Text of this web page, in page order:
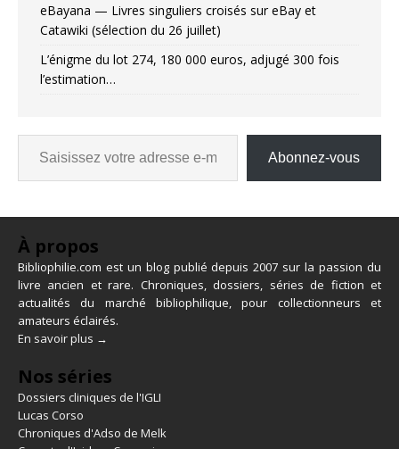
eBayana — Livres singuliers croisés sur eBay et
Catawiki (sélection du 26 juillet)
L’énigme du lot 274, 180 000 euros, adjugé 300 fois
l’estimation…
Abonnez-vous
À propos
Bibliophilie.com est un blog publié depuis 2007 sur la passion du
livre ancien et rare. Chroniques, dossiers, séries de fiction et
actualités du marché bibliophilique, pour collectionneurs et
amateurs éclairés.
En savoir plus →
Nos séries
Dossiers cliniques de l'IGLI
Lucas Corso
Chroniques d'Adso de Melk